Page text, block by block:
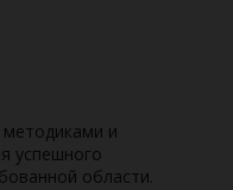
и
успешного
области.